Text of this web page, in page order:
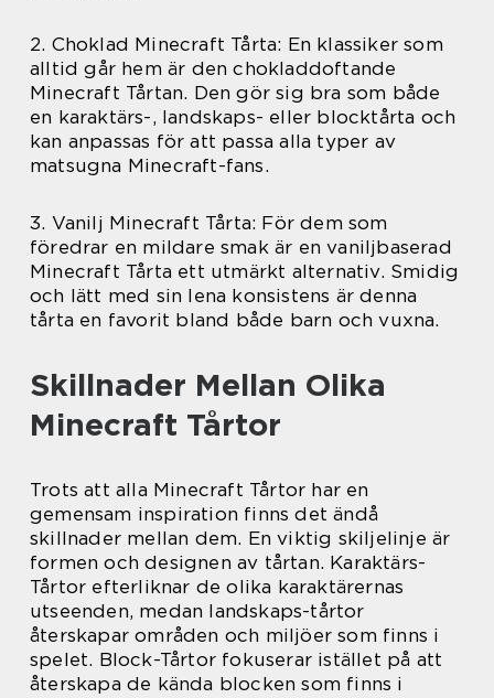
2. Choklad Minecraft Tårta: En klassiker som
alltid går hem är den chokladdoftande
Minecraft Tårtan. Den gör sig bra som både
en karaktärs-, landskaps- eller blocktårta och
kan anpassas för att passa alla typer av
matsugna Minecraft-fans.
3. Vanilj Minecraft Tårta: För dem som
föredrar en mildare smak är en vaniljbaserad
Minecraft Tårta ett utmärkt alternativ. Smidig
och lätt med sin lena konsistens är denna
tårta en favorit bland både barn och vuxna.
Skillnader Mellan Olika
Minecraft Tårtor
Trots att alla Minecraft Tårtor har en
gemensam inspiration finns det ändå
skillnader mellan dem. En viktig skiljelinje är
formen och designen av tårtan. Karaktärs-
Tårtor efterliknar de olika karaktärernas
utseenden, medan landskaps-tårtor
återskapar områden och miljöer som finns i
spelet. Block-Tårtor fokuserar istället på att
återskapa de kända blocken som finns i